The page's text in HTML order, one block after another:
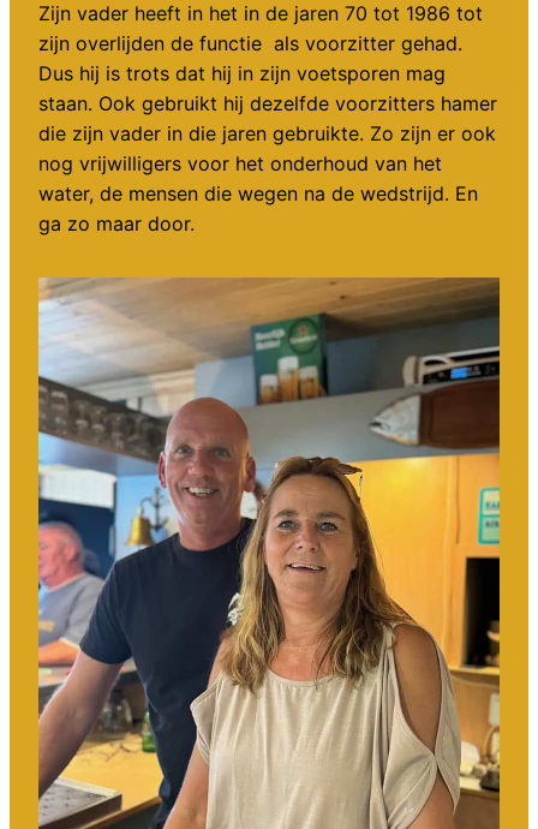
Zijn vader heeft in het in de jaren 70 tot 1986 tot
zijn overlijden de functie als voorzitter gehad.
Dus hij is trots dat hij in zijn voetsporen mag
staan. Ook gebruikt hij dezelfde voorzitters hamer
die zijn vader in die jaren gebruikte. Zo zijn er ook
nog vrijwilligers voor het onderhoud van het
water, de mensen die wegen na de wedstrijd. En
ga zo maar door.